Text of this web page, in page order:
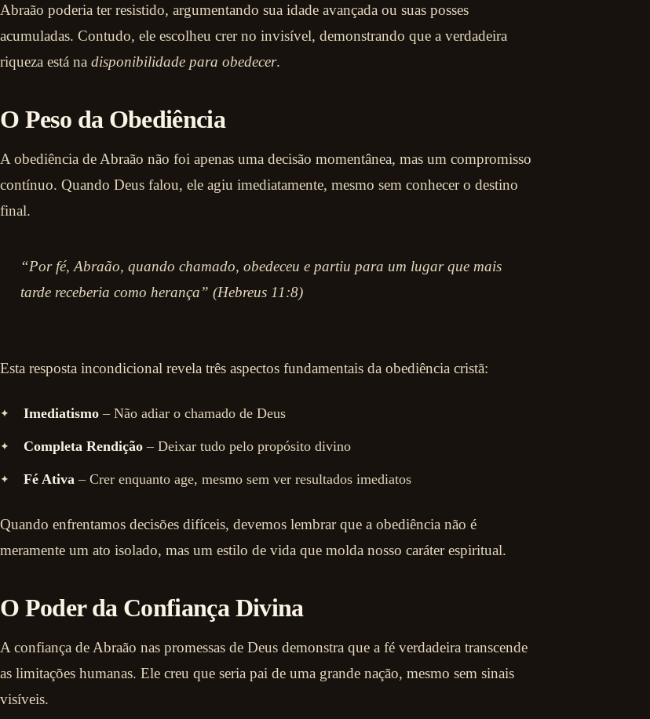
Abraão poderia ter resistido, argumentando sua idade avançada ou suas posses
acumuladas. Contudo, ele escolheu crer no invisível, demonstrando que a verdadeira
riqueza está na disponibilidade para obedecer.
O Peso da Obediência
A obediência de Abraão não foi apenas uma decisão momentânea, mas um compromisso
contínuo. Quando Deus falou, ele agiu imediatamente, mesmo sem conhecer o destino
final.
“Por fé, Abraão, quando chamado, obedeceu e partiu para um lugar que mais
tarde receberia como herança” (Hebreus 11:8)
Esta resposta incondicional revela três aspectos fundamentais da obediência cristã:
Imediatismo – Não adiar o chamado de Deus
Completa Rendição – Deixar tudo pelo propósito divino
Fé Ativa – Crer enquanto age, mesmo sem ver resultados imediatos
Quando enfrentamos decisões difíceis, devemos lembrar que a obediência não é
meramente um ato isolado, mas um estilo de vida que molda nosso caráter espiritual.
O Poder da Confiança Divina
A confiança de Abraão nas promessas de Deus demonstra que a fé verdadeira transcende
as limitações humanas. Ele creu que seria pai de uma grande nação, mesmo sem sinais
visíveis.